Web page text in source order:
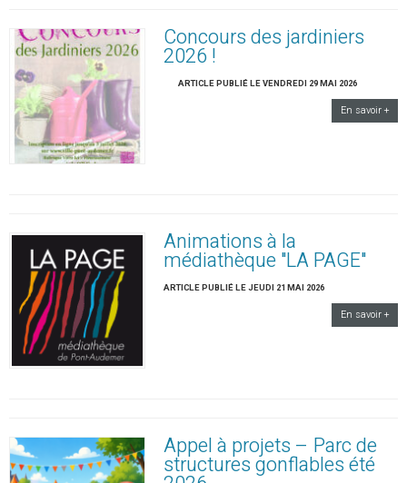
Concours des jardiniers
2026 !
ARTICLE PUBLIÉ LE VENDREDI 29 MAI 2026
En savoir +
Animations à la
médiathèque "LA PAGE"
ARTICLE PUBLIÉ LE JEUDI 21 MAI 2026
En savoir +
Appel à projets – Parc de
structures gonflables été